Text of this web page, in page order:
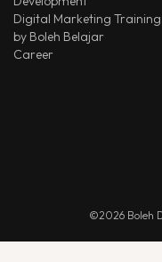
Digital Marketing Training
by Boleh Belajar
Career
©2026 Boleh